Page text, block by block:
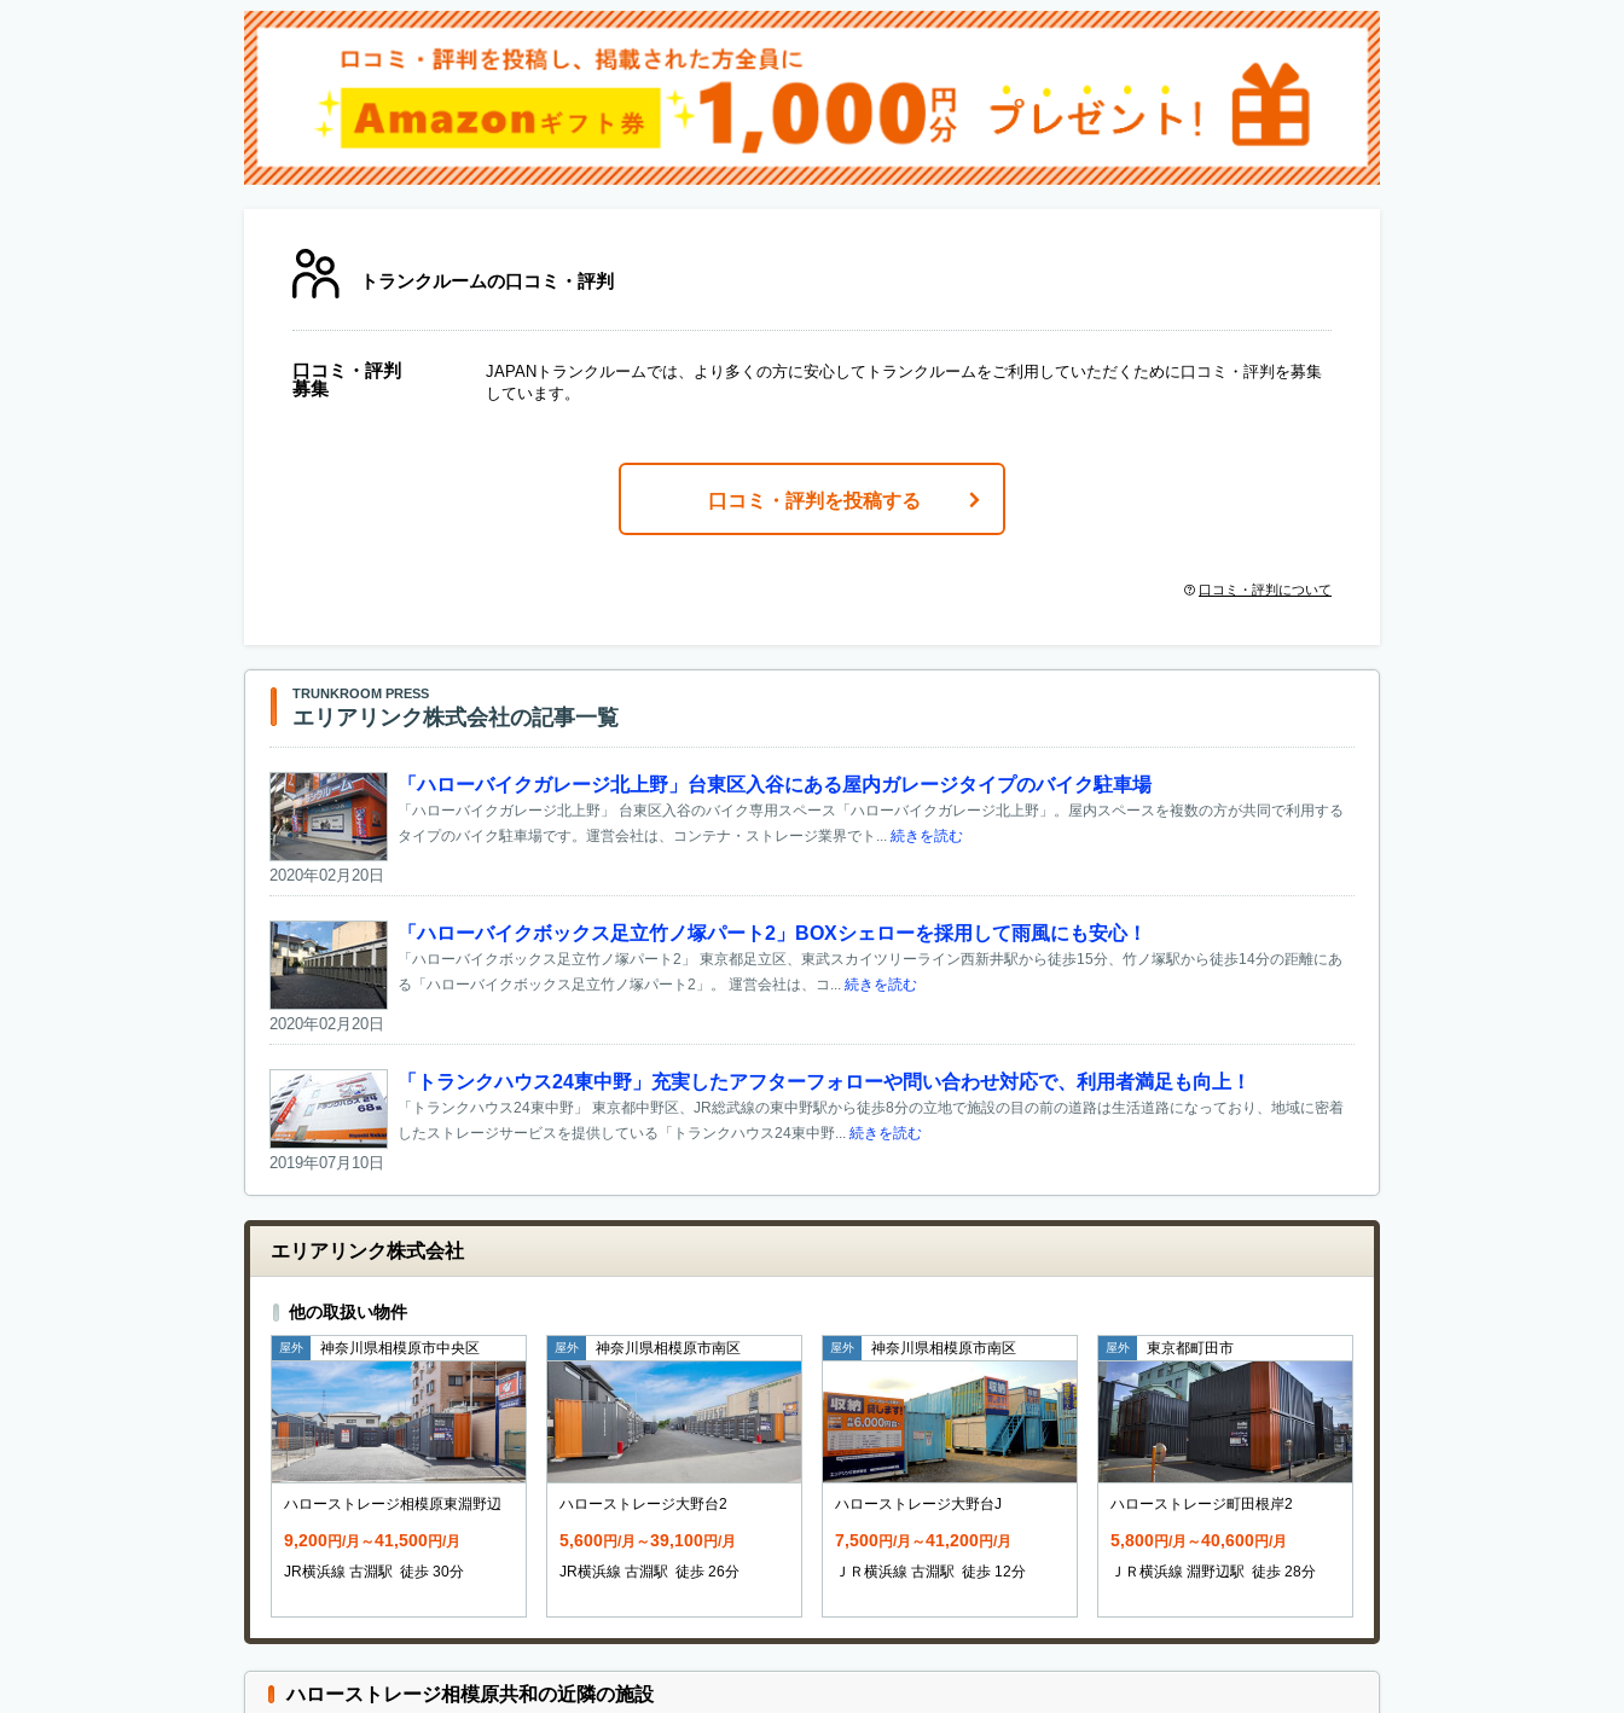
トランクルームの口コミ・評判
口コミ・評判
募集
JAPANトランクルームでは、より多くの方に安心してトランクルームをご利用していただくために口コミ・評判を募集
しています。
口コミ・評判を投稿する
口コミ・評判について
TRUNKROOM PRESS
エリアリンク株式会社の記事一覧
「ハローバイクガレージ北上野」台東区入谷にある屋内ガレージタイプのバイク駐車場
「ハローバイクガレージ北上野」 台東区入谷のバイク専用スペース「ハローバイクガレージ北上野」。屋内スペースを複数の方が共同で利用する
タイプのバイク駐車場です。運営会社は、コンテナ・ストレージ業界でト...
続きを読む
2020年02月20日
「ハローバイクボックス足立竹ノ塚パート2」BOXシェローを採用して雨風にも安心！
「ハローバイクボックス足立竹ノ塚パート2」 東京都足立区、東武スカイツリーライン西新井駅から徒歩15分、竹ノ塚駅から徒歩14分の距離にあ
る「ハローバイクボックス足立竹ノ塚パート2」。 運営会社は、コ...
続きを読む
2020年02月20日
「トランクハウス24東中野」充実したアフターフォローや問い合わせ対応で、利用者満足も向上！
「トランクハウス24東中野」 東京都中野区、JR総武線の東中野駅から徒歩8分の立地で施設の目の前の道路は生活道路になっており、地域に密着
したストレージサービスを提供している「トランクハウス24東中野...
続きを読む
2019年07月10日
エリアリンク株式会社
他の取扱い物件
屋外 神奈川県相模原市中央区
ハローストレージ相模原東淵野辺
9,200円/月～41,500円/月
JR横浜線 古淵駅 徒歩 30分
屋外 神奈川県相模原市南区
ハローストレージ大野台2
5,600円/月～39,100円/月
JR横浜線 古淵駅 徒歩 26分
屋外 神奈川県相模原市南区
ハローストレージ大野台J
7,500円/月～41,200円/月
ＪＲ横浜線 古淵駅 徒歩 12分
屋外 東京都町田市
ハローストレージ町田根岸2
5,800円/月～40,600円/月
ＪＲ横浜線 淵野辺駅 徒歩 28分
ハローストレージ相模原共和の近隣の施設